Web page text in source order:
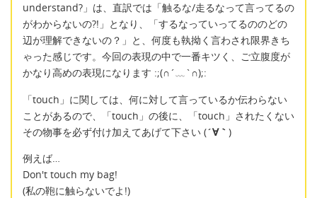
understand?」は、直訳では「触るな/走るなって言ってるの
がわからないの?!」となり、「するなっていってるののどの
辺が理解できないの？」と、何度も執拗く言わされ限界きち
ゃった感じです。今回の表現の中で一番キツく、ご立腹度が
かなり高めの表現になります :;(∩´﹏`∩);:
「touch」に関しては、何に対して言っているか伝わらない
ことがあるので、「touch」の後に、「touch」されたくない
その物事を必ず付け加えてあげて下さい (´∀｀ )
例えば…
Don't touch my bag!
(私の鞄に触らないでよ!)